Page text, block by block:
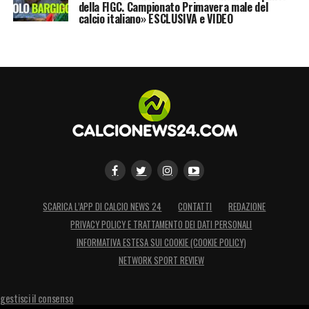
sono anche squadre diPremier League
della FIGC. Campionato Primavera male del
calcio italiano» ESCLUSIVA e VIDEO
SCARICA L’APP DI CALCIO NEWS 24 CONTATTI
REDAZIONE
PRIVACY POLICY E TRATTAMENTO DEI DATI PERSONALI
INFORMATIVA ESTESA SUI COOKIE (COOKIE POLICY)
NETWORK SPORT REVIEW
gestisci il consenso